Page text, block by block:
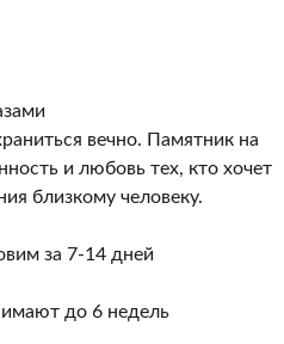
вечно. Памятник на
и любовь тех, кто хочет
близкому человеку.
за 7-14 дней
до 6 недель